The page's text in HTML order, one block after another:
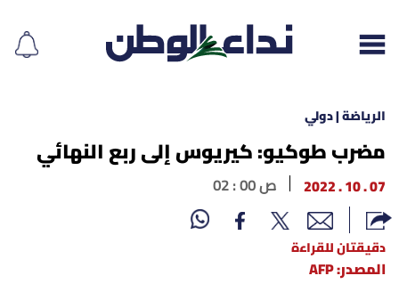
إقرأ الجريدة
لبنان
الغلاف
الرياضة | دولي
مضرب طوكيو: كيريوس إلى ربع النهائي
07 . 10 . 2022 02 : 00 ص
دقيقتان للقراءة
المصدر: AFP